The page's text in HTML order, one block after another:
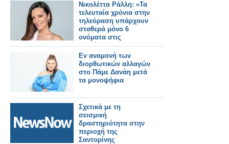
Νικολέττα Ράλλη: «Τα
τελευταία χρόνια στην
τηλεόραση υπάρχουν
σταθερά μόνο 6
ονόματα στις
γυναίκες και 4 στους
άντρες»
Εν αναμονή των
διορθωτικών αλλαγών
στο Πάμε Δανάη μετά
τα μονοψήφια
Σχετικά με τη
σεισμική
δραστηριότητα στην
περιοχή της
Σαντορίνης